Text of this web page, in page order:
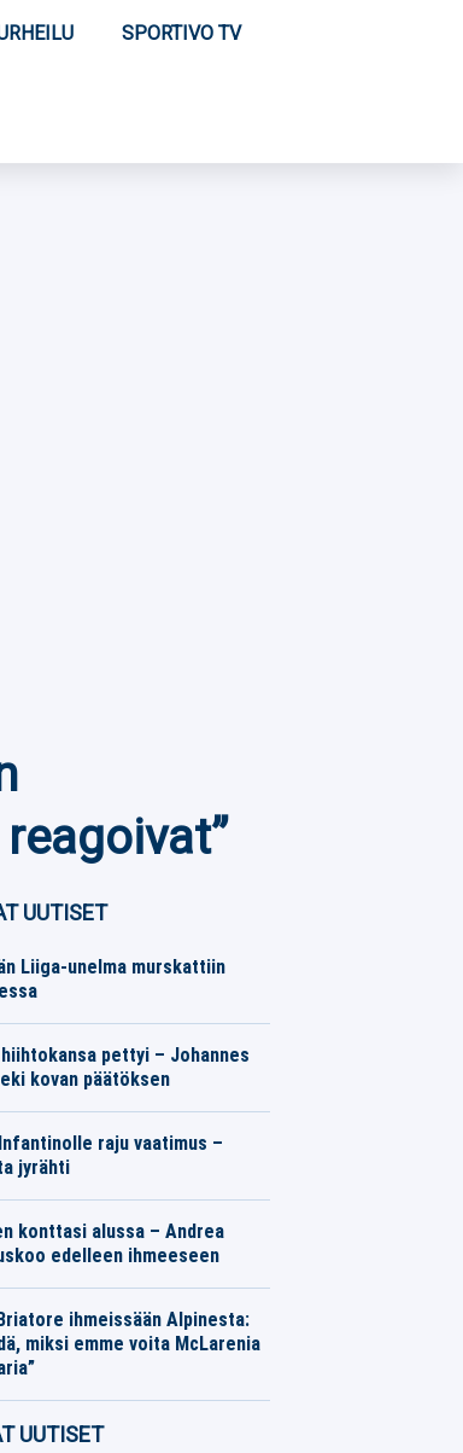
SPORTIVO TV
UUTISET
Liiga-unelma murskattiin
pettyi – Johannes
kovan päätöksen
raju vaatimus –
jyrähti
konttasi alussa – Andrea
edelleen ihmeeseen
ihmeissään Alpinesta:
miksi emme voita McLarenia
UUTISET